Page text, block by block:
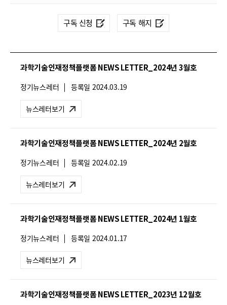
신
절
차
.
0
2
인
구독 신청 구독 해지
과학기술인재정책플랫폼 NEWS LETTER_2024년 3월호
뉴
레
터
유
형
:
정기뉴스레터 등록일 2024.03.19
뉴스레터보기
과학기술인재정책플랫폼 NEWS LETTER_2024년 2월호
뉴
레
터
유
형
:
정기뉴스레터 등록일 2024.02.19
뉴스레터보기
과학기술인재정책플랫폼 NEWS LETTER_2024년 1월호
뉴
레
터
유
형
:
정기뉴스레터 등록일 2024.01.17
뉴스레터보기
과학기술인재정책플랫폼 NEWS LETTER_2023년 12월호